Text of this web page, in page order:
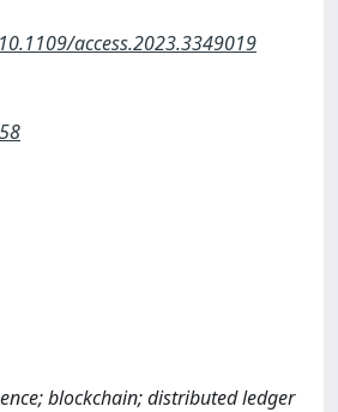
access.2023.3349019
blockchain; distributed ledger